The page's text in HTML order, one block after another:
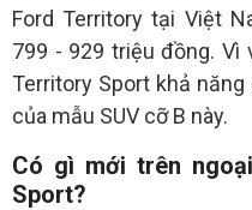
Ford Territory tại Việt
799 - 929 triệu đồng. Vì
Territory Sport khả
của mẫu SUV cỡ B này.
Có gì mới trên
Sport?